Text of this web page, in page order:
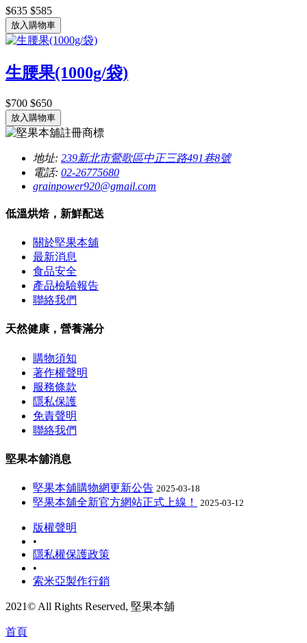
$635 $585
放入購物車
生腰果(1000g/袋)
$700 $650
放入購物車
地址: 239新北市鶯歌區中正三路491巷8號
電話: 02-26775680
grainpower920@gmail.com
低溫烘焙，新鮮配送
關於堅果本舖
最新消息
食品安全
產品檢驗報告
聯絡我們
天然健康，營養滿分
購物須知
著作權聲明
服務條款
隱私保護
免責聲明
聯絡我們
堅果本舖消息
堅果本舖購物網更新公告 2025-03-18
堅果本舖全新官方網站正式上線！ 2025-03-12
版權聲明
•
隱私權保護政策
•
索米亞製作行銷
2021© All Rights Reserved, 堅果本舖
首頁